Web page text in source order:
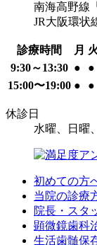
南海高野線
JR大阪環状
診療時間 月
9:30～13:30 ● ●
15:00〜19:00 ● ●
休診日
水曜、日曜
初めての方
当院の診療
院長・スタ
顕微鏡歯科
生活歯髄保